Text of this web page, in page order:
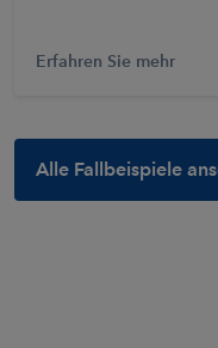
Alle Fallbeispiele
Erfahren Sie mehr